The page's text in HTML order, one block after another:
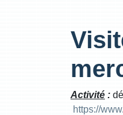
Activité :
https://